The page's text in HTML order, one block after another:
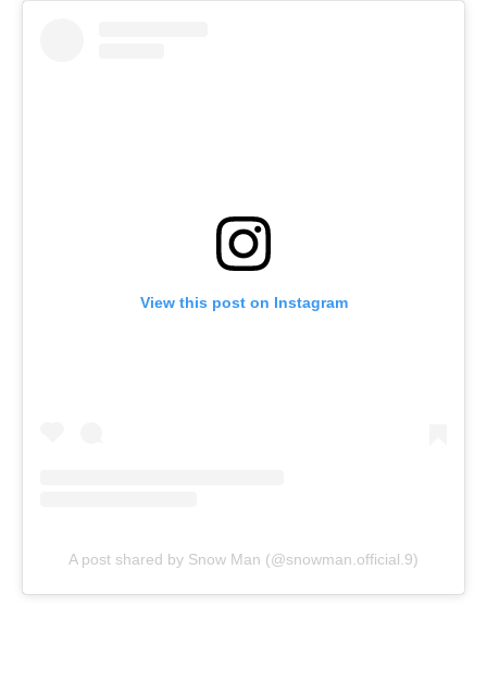
View this post on Instagram
A post shared by Snow Man (@snowman.official.9)